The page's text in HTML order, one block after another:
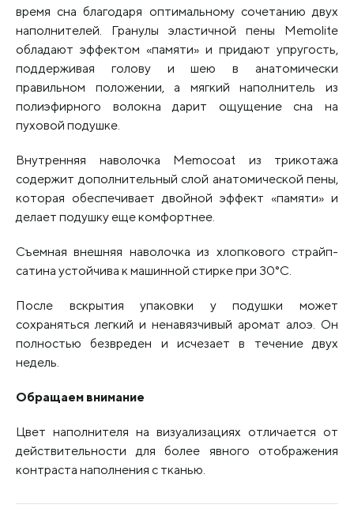
время сна благодаря оптимальному сочетанию двух
наполнителей. Гранулы эластичной пены Memolite
обладают эффектом «памяти» и придают упругость,
поддерживая голову и шею в анатомически
правильном положении, а мягкий наполнитель из
полиэфирного волокна дарит ощущение сна на
пуховой подушке.
Внутренняя наволочка Memocoat из трикотажа
содержит дополнительный слой анатомической пены,
которая обеспечивает двойной эффект «памяти» и
делает подушку еще комфортнее.
Съемная внешняя наволочка из хлопкового страйп-
сатина устойчива к машинной стирке при 30°С.
После вскрытия упаковки у подушки может
сохраняться легкий и ненавязчивый аромат алоэ. Он
полностью безвреден и исчезает в течение двух
недель.
Обращаем внимание
Цвет наполнителя на визуализациях отличается от
действительности для более явного отображения
контраста наполнения с тканью.